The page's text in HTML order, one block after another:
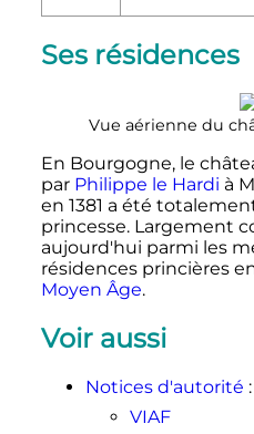
Ses résidences
Vue aérienne du
En Bourgogne, le
par Philippe le Hardi à
en 1381 a été
princesse. Largement
aujourd'hui parmi les
résidences princières
Moyen Âge.
Voir aussi
Notices d'autorité :
VIAF